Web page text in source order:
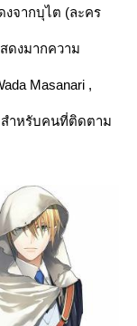
จากบุไต (ละคร
ดงมากความ
Masanari ,
สำหรับคนที่ติดตาม